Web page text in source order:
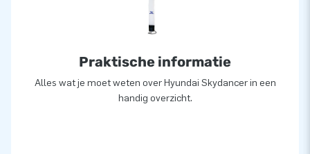
Praktische informatie
Alles wat je moet weten over Hyundai Skydancer in een
handig overzicht.